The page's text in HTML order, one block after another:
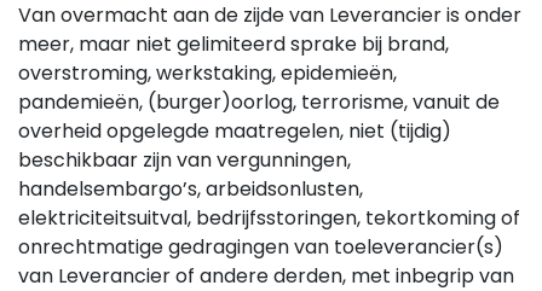
Van overmacht aan de zijde van Leverancier is onder
meer, maar niet gelimiteerd sprake bij brand,
overstroming, werkstaking, epidemieën,
pandemieën, (burger)oorlog, terrorisme, vanuit de
overheid opgelegde maatregelen, niet (tijdig)
beschikbaar zijn van vergunningen,
handelsembargo’s, arbeidsonlusten,
elektriciteitsuitval, bedrijfsstoringen, tekortkoming of
onrechtmatige gedragingen van toeleverancier(s)
van Leverancier of andere derden, met inbegrip van